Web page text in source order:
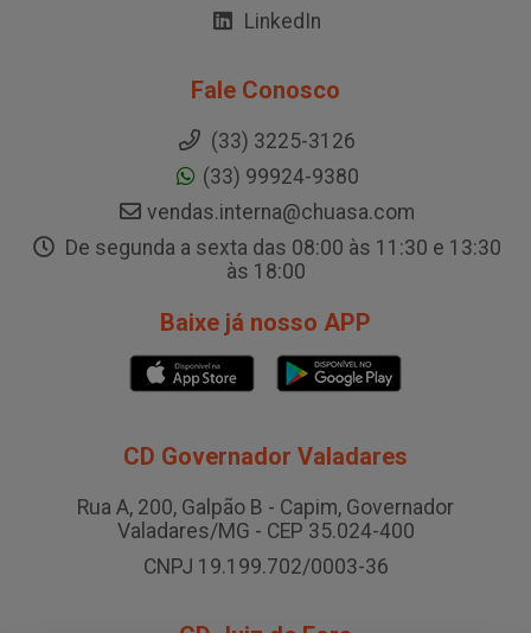
LinkedIn
Fale Conosco
(33) 3225-3126
(33) 99924-9380
vendas.interna@chuasa.com
De segunda a sexta das 08:00 às 11:30 e 13:30
às 18:00
Baixe já nosso APP
CD Governador Valadares
Rua A, 200, Galpão B - Capim, Governador
Valadares/MG - CEP 35.024-400
CNPJ 19.199.702/0003-36